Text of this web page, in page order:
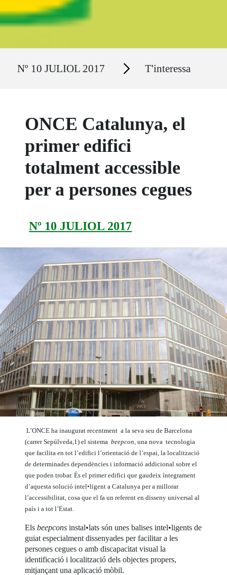
Nº 10 JULIOL 2017 Secciones T'interessa
ONCE Catalunya, el
primer edifici
totalment accessible
per a persones cegues
Nº 10 JULIOL 2017
L’ONCE ha inaugurat recentment a la seva seu de Barcelona
(carrer Sepúlveda,1) el sistemabeepcon , una nova tecnologia
que facilita en tot l’edifici l’orientació de l’espai, la localització
de determinades dependències i informació addicional sobre el
que poden trobar. És el primer edifici que gaudeix íntegrament
d’aquesta solució intel•ligent a Catalunya per a millorar
l’accessibilitat, cosa que el fa un referent en disseny universal al
país i a tot l’Estat.
Elsbeepconsinstal•lats són unes balises intel•ligents de
guiat especialment dissenyades per facilitar a les
persones cegues o amb discapacitat visual la
identificació i localització dels objectes propers,
mitjançant una aplicació mòbil.